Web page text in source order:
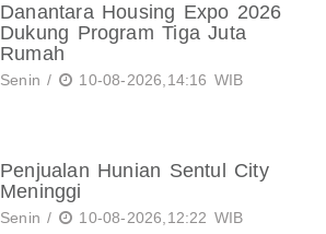
Danantara Housing Expo 2026
Dukung Program Tiga Juta
Rumah
Senin / 10-08-2026,14:16 WIB
Penjualan Hunian Sentul City
Meninggi
Senin / 10-08-2026,12:22 WIB